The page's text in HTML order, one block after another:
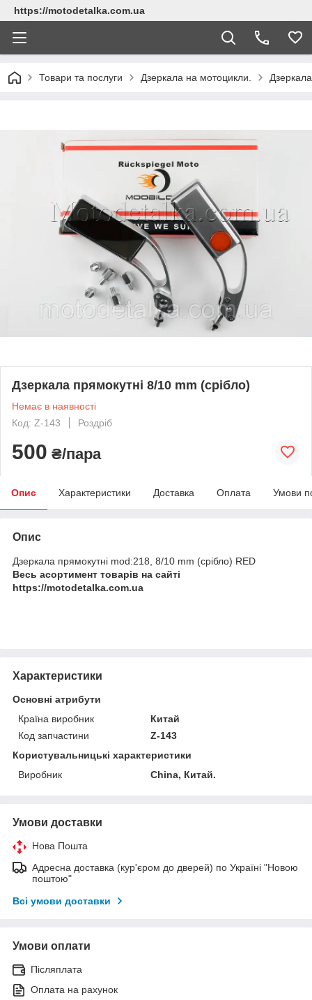
https://motodetalka.com.ua
Товари та послуги Дзеркала на мотоцикли.
Дзеркала прямокутні 8/10 mm (срібло)
Немає в наявності
Код: Z-143
Роздріб
500 ₴/пара
Опис Характеристики Доставка Оплата Умови
Опис
Дзеркала прямокутні mod:218, 8/10 mm (срібло) RED
Весь асортимент товарів на сайті
https://motodetalka.com.ua
Характеристики
Основні атрибути
Країна виробник
Китай
Код запчастини
Z-143
Користувальницькі характеристики
Виробник
China, Китай.
Умови доставки
Нова Пошта
Адресна доставка (кур'єром до дверей) по Україні "Новою
поштою"
Всі умови доставки
Умови оплати
Післяплата
Оплата на рахунок